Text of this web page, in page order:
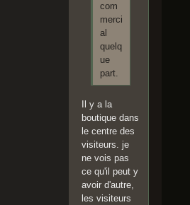
com
merci
al
quelq
ue
part.
Il y a la
boutique dans
le centre des
visiteurs. je
ne vois pas
ce qu'il peut y
avoir d'autre,
les visiteurs